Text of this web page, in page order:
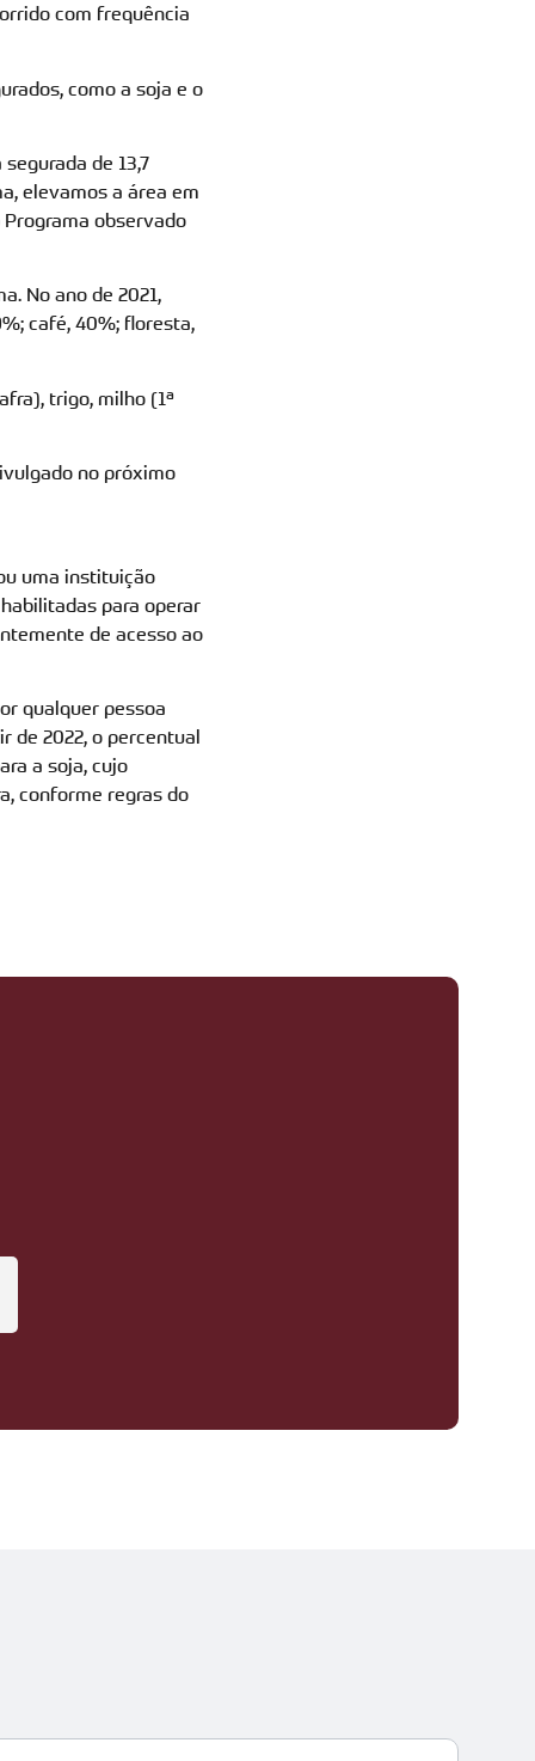
com frequência
como a soja e o
de 13,7
elevamos a área em
observado
No ano de 2021,
café, 40%; floresta,
trigo, milho (1ª
no próximo
uma instituição
para operar
de acesso ao
qualquer pessoa
de 2022, o percentual
a soja, cujo
conforme regras do